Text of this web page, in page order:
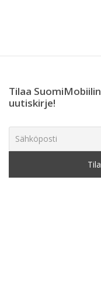
Tilaa SuomiMobiilin
uutiskirje!